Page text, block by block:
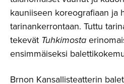
kauniiseen koreografiaan ja
tarinankerrontaan. Tuttu
tekevät Tuhkimosta
ensimmäiseksi
Brnon Kansallisteatterin